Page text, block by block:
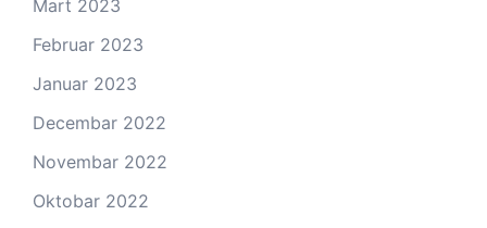
Mart 2023
Februar 2023
Januar 2023
Decembar 2022
Novembar 2022
Oktobar 2022